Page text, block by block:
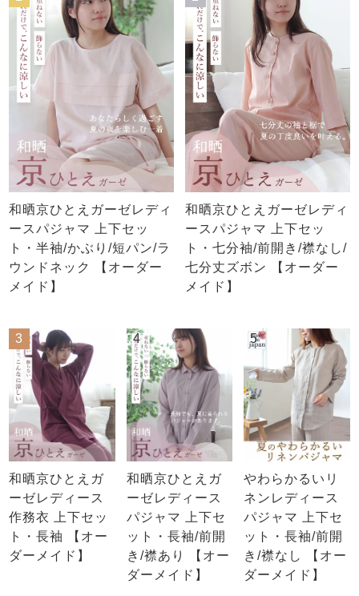
和晒京ひとえガーゼレディ
ースパジャマ 上下セッ
ト・半袖/かぶり/短パン/ラ
ウンドネック 【オーダー
メイド】
和晒京ひとえガーゼレディ
ースパジャマ 上下セッ
ト・七分袖/前開き/襟なし/
七分丈ズボン 【オーダー
メイド】
3
和晒京ひとえガ
ーゼレディース
作務衣 上下セッ
ト・長袖 【オー
ダーメイド】
4
和晒京ひとえガ
ーゼレディース
パジャマ 上下セ
ット・長袖/前開
き/襟あり 【オー
ダーメイド】
5
やわらかるいリ
ネンレディース
パジャマ 上下セ
ット・長袖/前開
き/襟なし 【オー
ダーメイド】